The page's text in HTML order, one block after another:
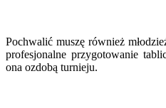
Pochwalić muszę również
profesjonalne przygotowanie
ona ozdobą turnieju.